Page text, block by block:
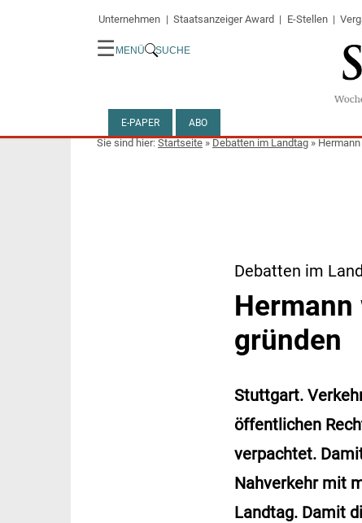
Unternehmen Staatsanzeiger Award E-Stellen
☰ MENÜ SUCHE
E-PAPER ABO
Startseite»Debatten im Landtag»
Debatten im
gründen
Stuttgart.
öffentlichen
verpachtet.
Nahverkehr mit
Landtag. Damit